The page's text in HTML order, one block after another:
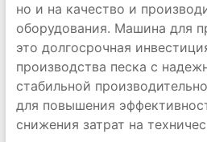
но и на качество и
оборудования. Машина для
это долгосрочная
производства песка с
стабильной
для повышения
снижения затрат на